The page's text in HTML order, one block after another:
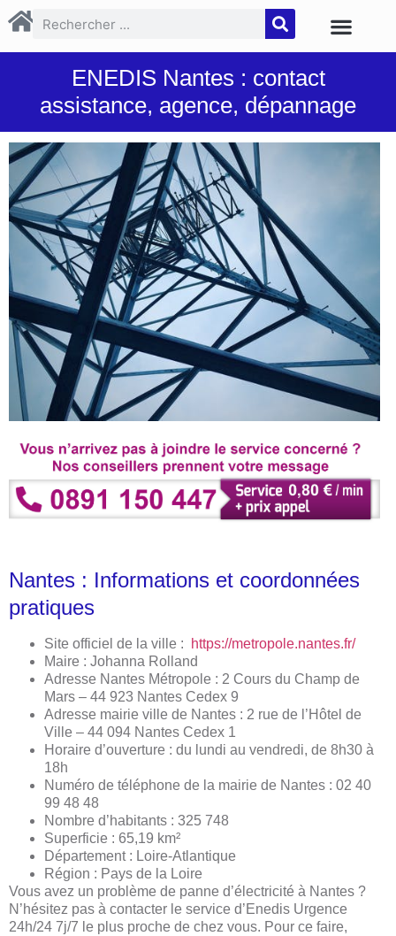
ENEDIS Nantes : contact
assistance, agence, dépannage
Nantes : Informations et coordonnées
pratiques
Site officiel de la ville :
https://metropole.nantes.fr/
Maire : Johanna Rolland
Adresse Nantes Métropole : 2 Cours du Champ de
Mars – 44 923 Nantes Cedex 9
Adresse mairie ville de Nantes : 2 rue de l’Hôtel de
Ville – 44 094 Nantes Cedex 1
Horaire d’ouverture : du lundi au vendredi, de 8h30 à
18h
Numéro de téléphone de la mairie de Nantes : 02 40
99 48 48
Nombre d’habitants : 325 748
Superficie : 65,19 km²
Département : Loire-Atlantique
Région : Pays de la Loire
Vous avez un problème de panne d’électricité à Nantes ?
N’hésitez pas à contacter le service d’Enedis Urgence
24h/24 7j/7 le plus proche de chez vous. Pour ce faire,